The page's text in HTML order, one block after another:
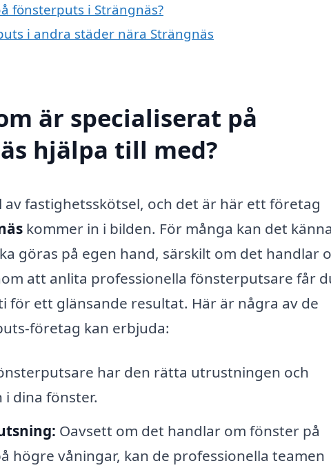
fönsterputs i Strängnäs?
i andra städer nära Strängnäs
är specialiserat på
hjälpa till med?
fastighetsskötsel, och det är här ett företag
kommer in i bilden. För många kan det
göras på egen hand, särskilt om det handlar
att anlita professionella fönsterputsare får
för ett glänsande resultat. Här är några av de
företag kan erbjuda:
har den rätta utrustningen och
dina fönster.
Oavsett om det handlar om fönster på
högre våningar, kan de professionella teamen